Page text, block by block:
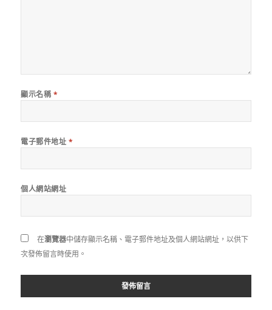
顯示名稱 *
電子郵件地址 *
個人網站網址
在瀏覽器中儲存顯示名稱、電子郵件地址及個人網站網址，以供下
次發佈留言時使用。